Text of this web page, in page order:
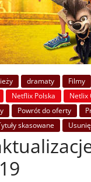
dramaty Filmy
Netflix Polska Netlix
Powrót do oferty
skasowane